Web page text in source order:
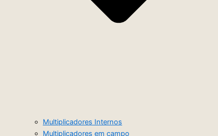
Multiplicadores Internos
Multiplicadores em campo